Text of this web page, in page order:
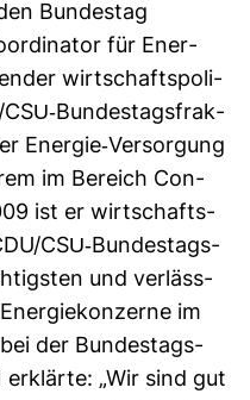
Bun­destag
für Ener­
wirt­schafts­po­li­
CSU-​Bun­des­tags­frak­
Energie-​Ver­sor­gung
im Bereich Con­
ist er wirt­schafts­
CSU-​Bun­des­tags­
und ver­läss­
im
der Bun­des­tags­
„Wir sind gut